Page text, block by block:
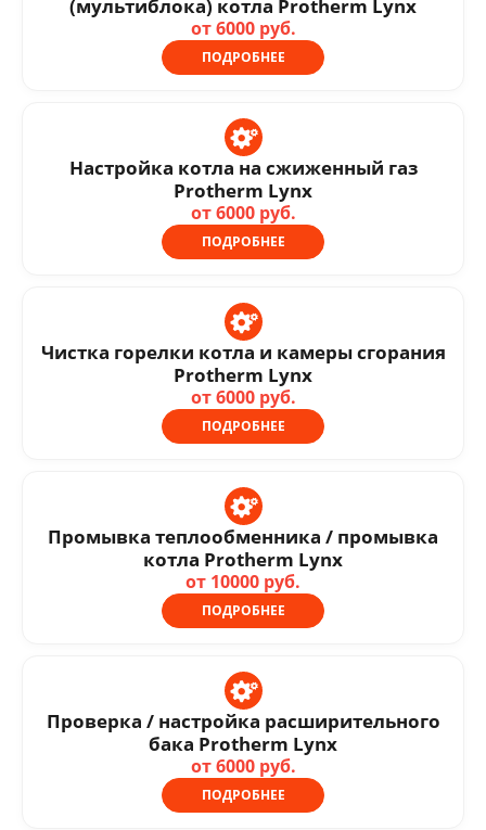
(мультиблока) котла Protherm Lynx
от 6000 руб.
ПОДРОБНЕЕ
Настройка котла на сжиженный газ
Protherm Lynx
от 6000 руб.
ПОДРОБНЕЕ
Чистка горелки котла и камеры сгорания
Protherm Lynx
от 6000 руб.
ПОДРОБНЕЕ
Промывка теплообменника / промывка
котла Protherm Lynx
от 10000 руб.
ПОДРОБНЕЕ
Проверка / настройка расширительного
бака Protherm Lynx
от 6000 руб.
ПОДРОБНЕЕ